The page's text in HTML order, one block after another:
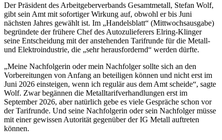
Der Präsident des Arbeitgeberverbands Gesamtmetall, Stefan Wolf,
gibt sein Amt mit sofortiger Wirkung auf, obwohl er bis Juni
nächsten Jahres gewählt ist. Im „Handelsblatt“ (Mittwochsausgabe)
begründete der frühere Chef des Autozulieferers Elring-Klinger
seine Entscheidung mit der anstehenden Tarifrunde für die Metall-
und Elektroindustrie, die „sehr herausfordernd“ werden dürfte.
„Meine Nachfolgerin oder mein Nachfolger sollte sich an den
Vorbereitungen von Anfang an beteiligen können und nicht erst im
Juni 2026 einsteigen, wenn ich regulär aus dem Amt scheide“, sagte
Wolf. Zwar begännen die Metalltarifverhandlungen erst im
September 2026, aber natürlich gebe es viele Gespräche schon vor
der Tarifrunde. Und seine Nachfolgerin oder sein Nachfolger müsse
mit einer gewissen Autorität gegenüber der IG Metall auftreten
können.